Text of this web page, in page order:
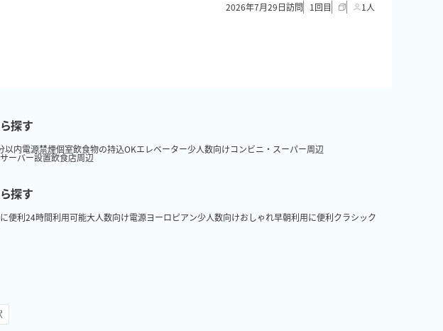
2026年7月29日訪問 1 回目 1人
探す
以内電源禁煙個室飲食物の持込OKエレベーター少人数向けコンビニ・スーパー周辺
ーバー設置飲食店周辺
探す
便利24時間利用可能大人数向け電源ヨーロピアン少人数向けおしゃれ早朝利用に便利クラシック